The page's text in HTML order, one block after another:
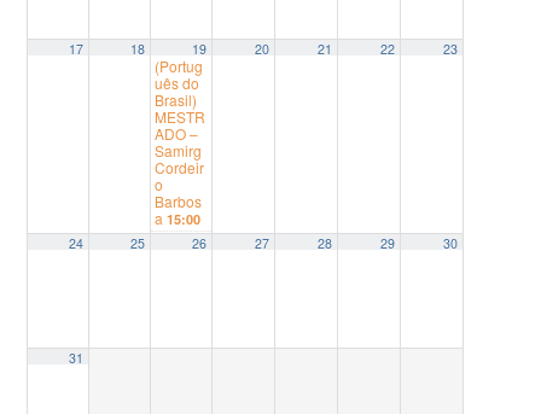
17 18 19
(Portug
uês do
Brasil)
MESTR
ADO –
Samirg
Cordeir
o
Barbos
a15:00
20 21 22 23
24 25 26 27 28 29 30
31